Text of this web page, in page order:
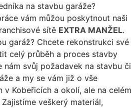
na stavbu garáže?
vám můžou poskytnout naši
sítě EXTRA MANŽEL.
garáž? Chcete rekonstrukci své
celý průběh a proces stavby
nám svůj požadavek na stavbu či
a my se vám již o vše
v Kobeřicích a okolí, ale na celém
veškerý materiál,